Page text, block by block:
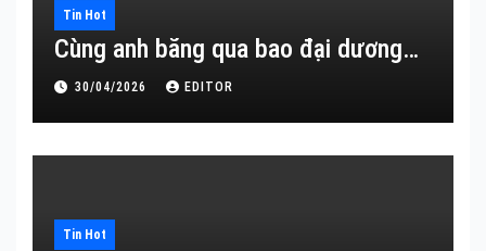
Tin Hot
Cùng anh băng qua bao đại dương…
30/04/2026 EDITOR
Tin Hot